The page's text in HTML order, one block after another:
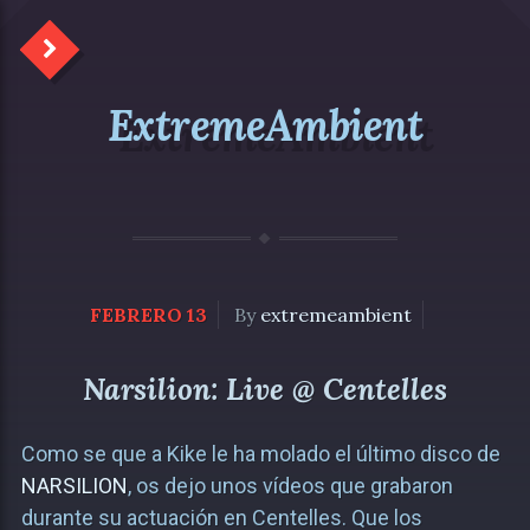
ExtremeAmbient
FEBRERO 13 By extremeambient
Narsilion: Live @ Centelles
Como se que a Kike le ha molado el último disco de
NARSILION, os dejo unos vídeos que grabaron
durante su actuación en Centelles. Que los